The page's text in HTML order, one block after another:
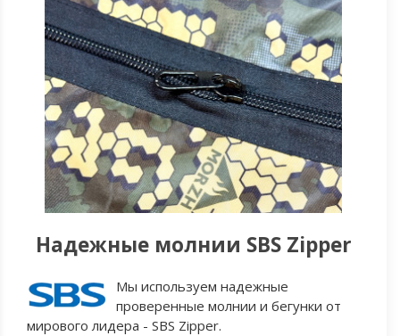
Надежные молнии SBS Zipper
Мы используем надежные
проверенные молнии и бегунки от
мирового лидера - SBS Zipper.